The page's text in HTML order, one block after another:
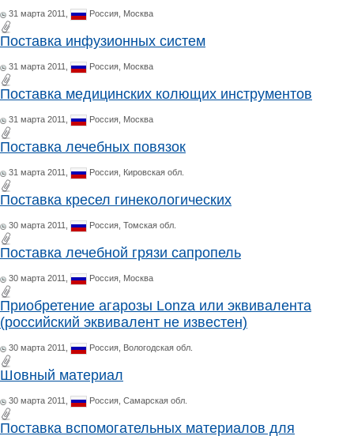
31 марта 2011, Россия, Москва
Поставка инфузионных систем
31 марта 2011, Россия, Москва
Поставка медицинских колющих инструментов
31 марта 2011, Россия, Москва
Поставка лечебных повязок
31 марта 2011, Россия, Кировская обл.
Поставка кресел гинекологических
30 марта 2011, Россия, Томская обл.
Поставка лечебной грязи сапропель
30 марта 2011, Россия, Москва
Приобретение агарозы Lonza или эквивалента
(российский эквивалент не известен)
30 марта 2011, Россия, Вологодская обл.
Шовный материал
30 марта 2011, Россия, Самарская обл.
Поставка вспомогательных материалов для